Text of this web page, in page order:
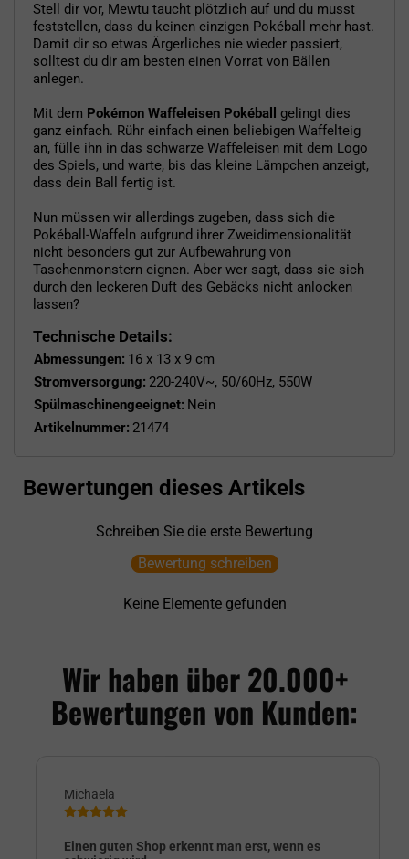
Stell dir vor, Mewtu taucht plötzlich auf und du musst
feststellen, dass du keinen einzigen Pokéball mehr hast.
Damit dir so etwas Ärgerliches nie wieder passiert,
solltest du dir am besten einen Vorrat von Bällen
anlegen.
Mit dem Pokémon Waffeleisen Pokéball
gelingt dies
ganz einfach. Rühr einfach einen beliebigen Waffelteig
an, fülle ihn in das schwarze Waffeleisen mit dem Logo
des Spiels, und warte, bis das kleine Lämpchen anzeigt,
dass dein Ball fertig ist.
Nun müssen wir allerdings zugeben, dass sich die
Pokéball-Waffeln aufgrund ihrer Zweidimensionalität
nicht besonders gut zur Aufbewahrung von
Taschenmonstern eignen. Aber wer sagt, dass sie sich
durch den leckeren Duft des Gebäcks nicht anlocken
lassen?
Technische Details:
Abmessungen: 16 x 13 x 9 cm
Stromversorgung: 220-240V~, 50/60Hz, 550W
Spülmaschinengeeignet: Nein
Artikelnummer: 21474
Bewertungen dieses Artikels
Schreiben Sie die erste Bewertung
Bewertung schreiben
Keine Elemente gefunden
Wir haben über 20.000+
Bewertungen von Kunden:
Michaela
Einen guten Shop erkennt man erst, wenn es